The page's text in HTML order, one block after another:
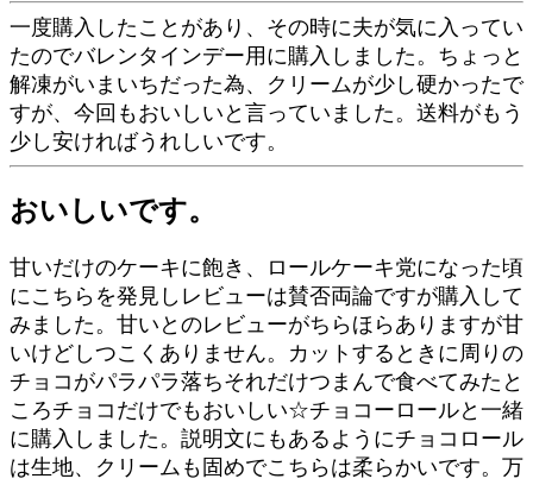
一度購入したことがあり、その時に夫が気に入ってい
たのでバレンタインデー用に購入しました。ちょっと
解凍がいまいちだった為、クリームが少し硬かったで
すが、今回もおいしいと言っていました。送料がもう
少し安ければうれしいです。
おいしいです。
甘いだけのケーキに飽き、ロールケーキ党になった頃
にこちらを発見しレビューは賛否両論ですが購入して
みました。甘いとのレビューがちらほらありますが甘
いけどしつこくありません。カットするときに周りの
チョコがパラパラ落ちそれだけつまんで食べてみたと
ころチョコだけでもおいしい☆チョコーロールと一緒
に購入しました。説明文にもあるようにチョコロール
は生地、クリームも固めでこちらは柔らかいです。万